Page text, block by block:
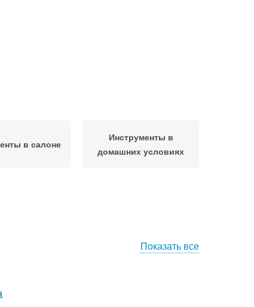
в салоне
Инструменты в
домашних условиях
Показать все